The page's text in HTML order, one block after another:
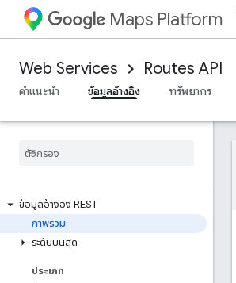
Maps Platform
Web Services Routes API
คำแนะนำ
ข้อมูลอ้างอิง ทรัพยากร
ข้อมูลอ้างอิง REST
ภาพรวม
ระดับบนสุด
ประเภท